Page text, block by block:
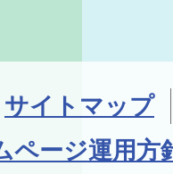
サイトマップ
ページ運用方